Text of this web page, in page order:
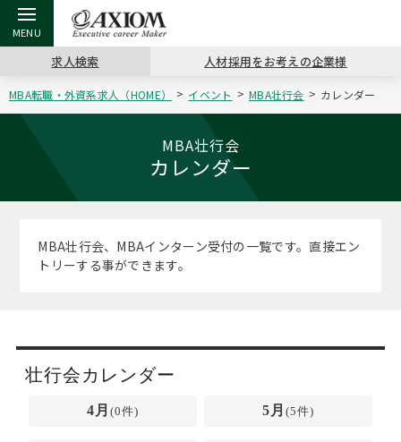
戻る
アクシアムの特長
戻る
サービス案内
戻る
戻る
キャリア支援 TOP
キャリアデザイン講座
（最新求人市場動向）
戻る
ステージ別アドバイス
MBA留学生数の推移
戻る
戻る
転職ツール TOP
英文レジュメの書き方
戻る
日本語履歴書テンプレート
外資系／面接攻略のコツ
Web面接の準備・注意点
戻る
転職コラム TOP
“展”職相談室
コンサルティングの現場から
キャリアに効く一冊
注目企業インタビュー
戻る
イベント・セミナー TOP
キャリアデザインセミナー
ジョブフェア
キャリアフォーラム
プロ経営者の特別セミナー
戻る
会社概要 TOP
アクセス
パブリシティ
ニュースリリース
求人検索 人材採用をお考えの企業様
MBA転職・外資系求人（HOME） イベント MBA壮行会 カレンダー
MBA壮行会
カレンダー
MBA壮行会、MBAインターン受付の一覧です。直接エン
トリーする事ができます。
壮行会カレンダー
4月 (0件) 5月(5件)